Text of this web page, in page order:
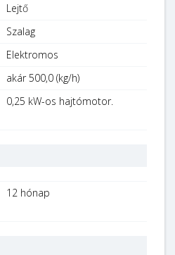
Lejtő
Szalag
Elektromos
akár 500,0 (kg/h)
0,25 kW-os hajtómotor.
12 hónap